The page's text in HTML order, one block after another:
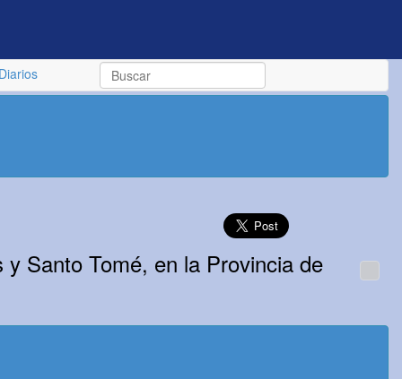
Diarios
Santo Tomé, en la Provincia de